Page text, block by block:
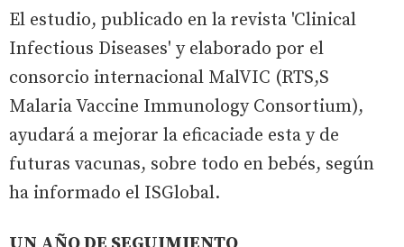
El estudio, publicado en la revista 'Clinical
Infectious Diseases' y elaborado por el
consorcio internacional MalVIC (RTS,S
Malaria Vaccine Immunology Consortium),
ayudará a mejorar la eficaciade esta y de
futuras vacunas, sobre todo en bebés, según
ha informado el ISGlobal.